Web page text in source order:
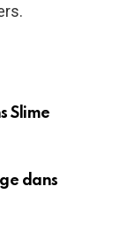
Slime
dans